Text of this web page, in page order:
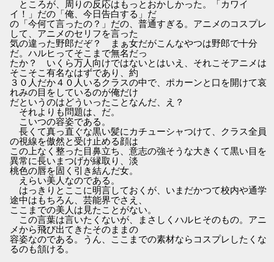
ところが、周りの反応はもっとおかしかった。「カワイ
イ！」だの「俺、今日告白する」だ
の「今何て言ったの？」だの、普通すぎる。アニメのコスプレ
して、アニメのセリフを言った
気の違った野郎だぞ？ まぁ女だがこんなやつは野郎で十分
だ。ハルヒってそこまで無名だっ
たか？ いくら万人向けではないとはいえ、それこそアニメは
そこそこ有名なはずであり、約
３０人だか４０人いるクラスの中で、ポカーンと口を開けて哀
れみの目をしているのが俺だけ
だというのはどういったことなんだ、え？
それよりも問題は、だ。
こいつの容姿である。
長くて真っ直ぐな黒い髪にカチューシャつけて、クラス全員
の視線を傲然と受け止める顔は
この上なく整った目鼻立ち、意志の強そうな大きくて黒い目を
異常に長いまつげが縁取り、淡
桃色の唇を固く引き結んだ女。
えらい美人なのである。
はっきりとここに明言しておくが、いまだかつて校内や通学
途中はもちろん、芸能界でさえ、
ここまでの美人は見たことがない。
この言葉は言いたくないが、まさしくハルヒそのもの。アニ
メから飛び出てきたそのままの
容姿なのである。うん、ここまでの素材ならコスプレしたくな
るのも頷ける。